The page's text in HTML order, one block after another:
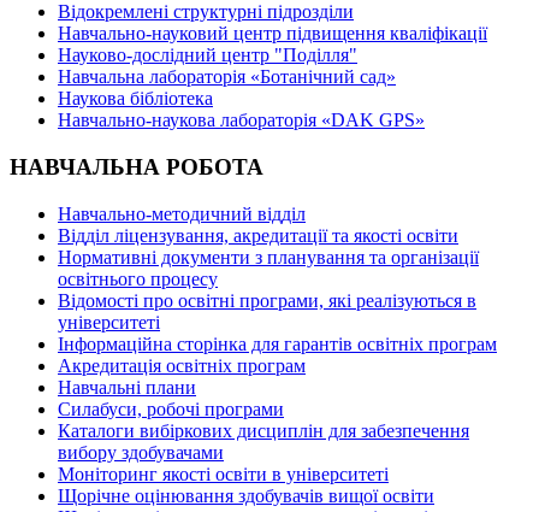
Відокремлені структурні підрозділи
Навчально-науковий центр підвищення кваліфікації
Науково-дослідний центр "Поділля"
Навчальна лабораторія «Ботанічний сад»
Наукова бібліотека
Навчально-наукова лабораторія «DAK GPS»
НАВЧАЛЬНА РОБОТА
Навчально-методичний відділ
Відділ ліцензування, акредитації та якості освіти
Нормативні документи з планування та організації
освітнього процесу
Відомості про освітні програми, які реалізуються в
університеті
Інформаційна сторінка для гарантів освітніх програм
Акредитація освітніх програм
Навчальні плани
Силабуси, робочі програми
Каталоги вибіркових дисциплін для забезпечення
вибору здобувачами
Моніторинг якості освіти в університеті
Щорічне оцінювання здобувачів вищої освіти